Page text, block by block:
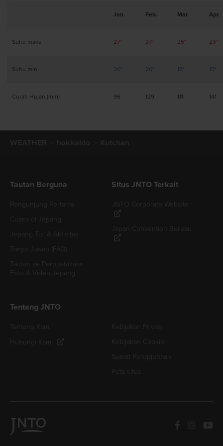
Jan. Feb. Mar. Apr.
Suhu maks 27° 27° 25° 23°
Suhu min 20° 20° 18° 15°
Curah Hujan (mm) 96 129 111 141
Tautan Berguna Situs JNTO Terkait
Tentang JNTO